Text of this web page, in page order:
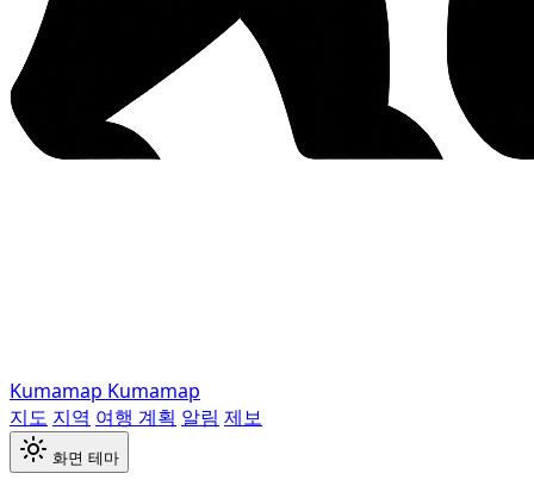
Kumamap Kumamap
지도 지역 여행 계획 알림 제보
화면 테마